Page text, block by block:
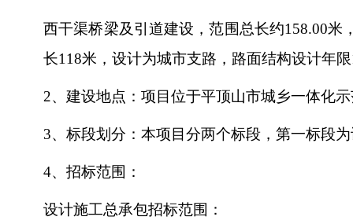
西干渠桥梁及引道建设，范围总长约158.00米
长118米，设计为城市支路，路面结构设计年
2、建设地点：项目位于平顶山市城乡一体化
3、标段划分：本项目分两个标段，第一标段
4、招标范围：
设计施工总承包招标范围：